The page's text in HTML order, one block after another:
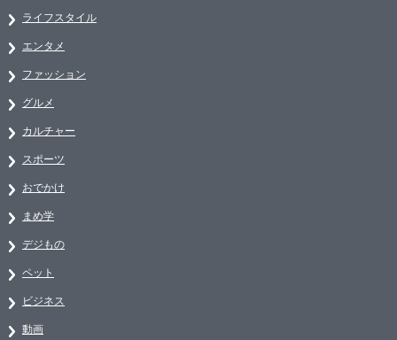
ライフスタイル
エンタメ
ファッション
グルメ
カルチャー
スポーツ
おでかけ
まめ学
デジもの
ペット
ビジネス
動画